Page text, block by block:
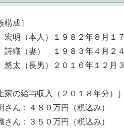
構成］
明（本人）１９８２年８月１
（妻） １９８３年４月２４
（長男）２０１６年１２月３
家の給与収入（２０１８年分）］
さん：４８０万円（税込み）
さん：３５０万円（税込み）